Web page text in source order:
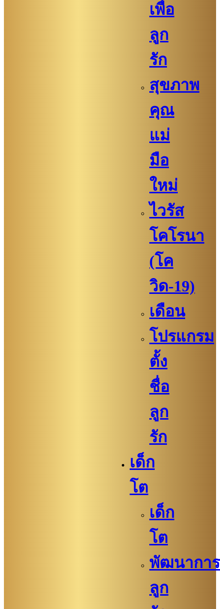
เพื่อ
ลูก
รัก
สุขภาพ
คุณ
แม่
มือ
ใหม่
ไวรัส
โคโรนา
(โค
วิด-19)
เดือน
โปรแกรม
ตั้ง
ชื่อ
ลูก
รัก
เด็ก
โต
เด็ก
โต
พัฒนาการ
ลูก